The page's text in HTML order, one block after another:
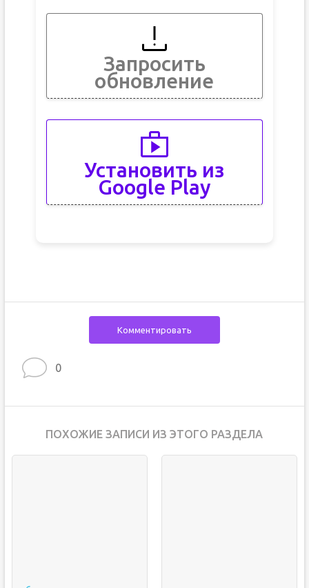
Запросить
обновление
Установить из
Google Play
Комментировать
0
ПОХОЖИЕ ЗАПИСИ ИЗ ЭТОГО РАЗДЕЛА